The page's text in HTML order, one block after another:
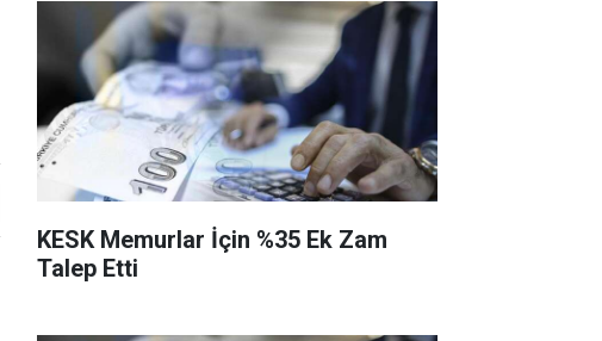
KESK Memurlar İçin %35 Ek Zam
Talep Etti